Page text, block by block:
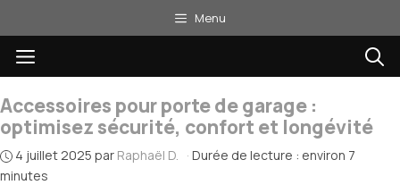
au
contenu
Menu
Menu
Accessoires pour porte de garage :
optimisez sécurité, confort et longévité
4 juillet 2025 par Raphaël D. · Durée de lecture : environ 7
minutes